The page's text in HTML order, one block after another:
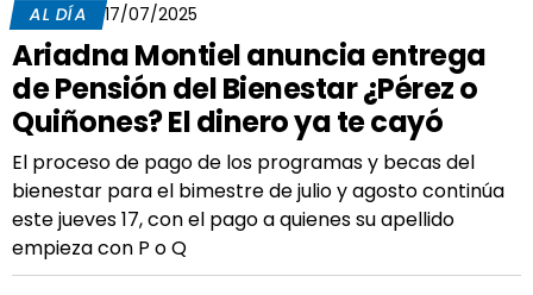
AL DÍA 17/07/2025
Ariadna Montiel anuncia entrega
de Pensión del Bienestar ¿Pérez o
Quiñones? El dinero ya te cayó
El proceso de pago de los programas y becas del
bienestar para el bimestre de julio y agosto continúa
este jueves 17, con el pago a quienes su apellido
empieza con P o Q